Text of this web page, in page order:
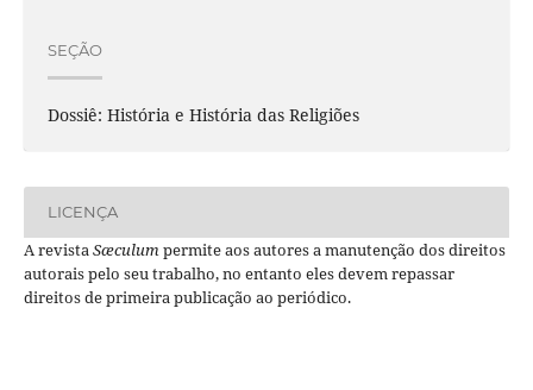
SEÇÃO
Dossiê: História e História das Religiões
LICENÇA
A revistaSæculumpermite aos autores a manutenção dos direitos
autorais pelo seu trabalho, no entanto eles devem repassar
direitos de primeira publicação ao periódico.